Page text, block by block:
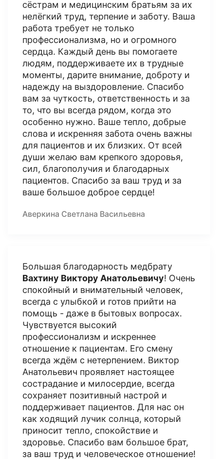
сёстрам и медицинским братьям за их
нелёгкий труд, терпение и заботу. Ваша
работа требует не только
профессионализма, но и огромного
сердца. Каждый день вы помогаете
людям, поддерживаете их в трудные
моменты, дарите внимание, доброту и
надежду на выздоровление. Спасибо
вам за чуткость, ответственность и за
то, что вы всегда рядом, когда это
особенно нужно. Ваше тепло, добрые
слова и искренняя забота очень важны
для пациентов и их близких. От всей
души желаю вам крепкого здоровья,
сил, благополучия и благодарных
пациентов. Спасибо за ваш труд и за
ваше большое доброе сердце!
Аверкина Светлана Васильевна
Большая благодарность медбрату
Вахтину Виктору Анатольевичу! Очень
спокойный и внимательный человек,
всегда с улыбкой и готов прийти на
помощь - даже в бытовых вопросах.
Чувствуется высокий
профессионализм и искреннее
отношение к пациентам. Его смену
всегда ждём с нетерпением. Виктор
Анатольевич проявляет настоящее
сострадание и милосердие, всегда
сохраняет позитивный настрой и
поддерживает пациентов. Для нас он
как ходящий лучик солнца, который
приносит тепло, спокойствие и
здоровье. Спасибо вам большое брат,
за ваш труд и человеческое отношение!